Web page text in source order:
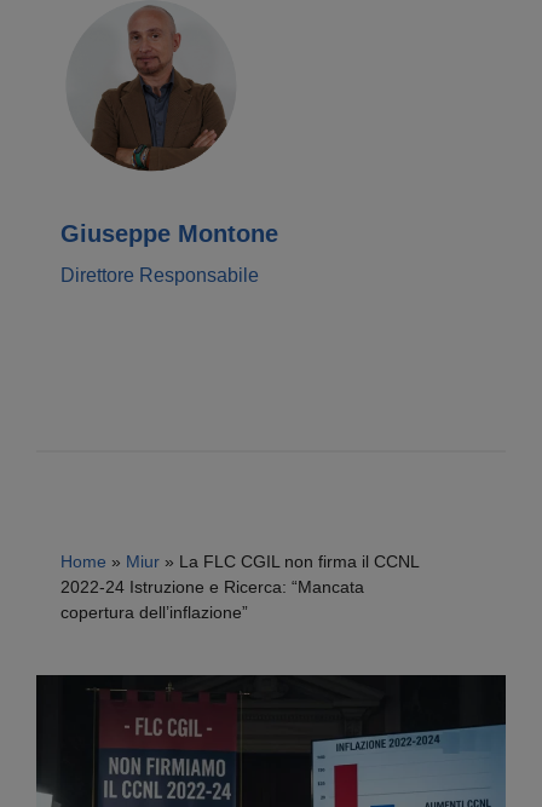
Giuseppe Montone
Direttore Responsabile
Home » Miur » La FLC CGIL non firma il CCNL
2022-24 Istruzione e Ricerca: “Mancata
copertura dell’inflazione”